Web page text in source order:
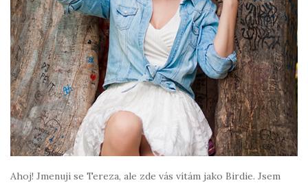
Ahoj! Jmenuji se Tereza, ale zde vás vítám jako Birdie. Jsem